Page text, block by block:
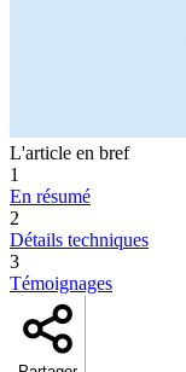
L'article en bref
1
En résumé
2
Détails techniques
3
Témoignages